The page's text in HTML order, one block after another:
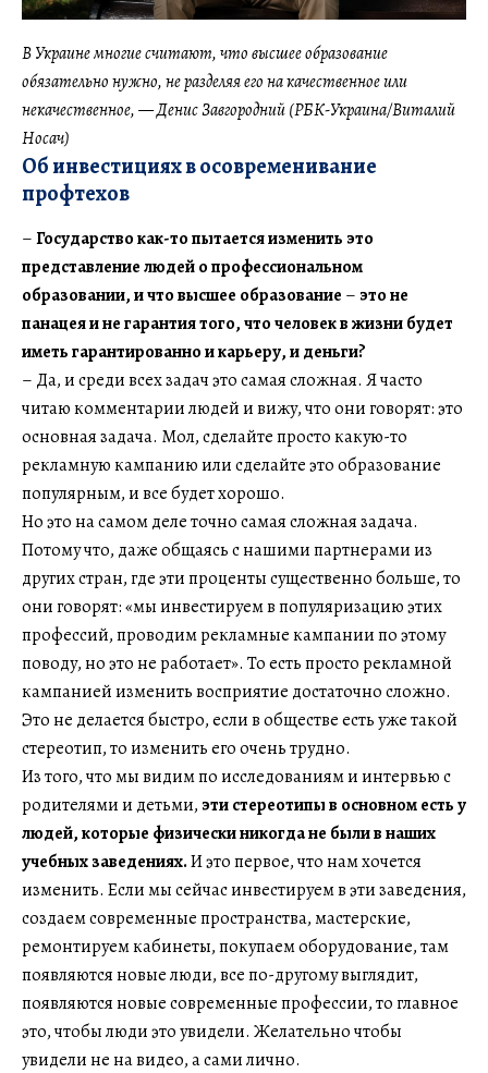
В Украине многие считают, что высшее образование
обязательно нужно, не разделяя его на качественное или
некачественное,— Денис Завгородний (РБК-Украина/Виталий
Носач)
Об инвестициях в осовременивание
профтехов
–Государство как-то пытается изменить это
представление людей о профессиональном
образовании, и что высшее образование – это не
панацея и не гарантия того, что человек в жизни будет
иметь гарантированно и карьеру, и деньги?
– Да, и среди всех задач это самая сложная. Я часто
читаю комментарии людей и вижу, что они говорят: это
основная задача. Мол, сделайте просто какую-то
рекламную кампанию или сделайте это образование
популярным, и все будет хорошо.
Но это на самом деле точно самая сложная задача.
Потому что, даже общаясь с нашими партнерами из
других стран, где эти проценты существенно больше, то
они говорят: «мы инвестируем в популяризацию этих
профессий, проводим рекламные кампании по этому
поводу, но это не работает». То есть просто рекламной
кампанией изменить восприятие достаточно сложно.
Это не делается быстро, если в обществе есть уже такой
стереотип, то изменить его очень трудно.
Из того, что мы видим по исследованиям и интервью с
родителями и детьми, эти стереотипы в основном есть у
людей, которые физически никогда не были в наших
учебных заведениях.И это первое, что нам хочется
изменить. Если мы сейчас инвестируем в эти заведения,
создаем современные пространства, мастерские,
ремонтируем кабинеты, покупаем оборудование, там
появляются новые люди, все по-другому выглядит,
появляются новые современные профессии, то главное
это, чтобы люди это увидели. Желательно чтобы
увидели не на видео, а сами лично.